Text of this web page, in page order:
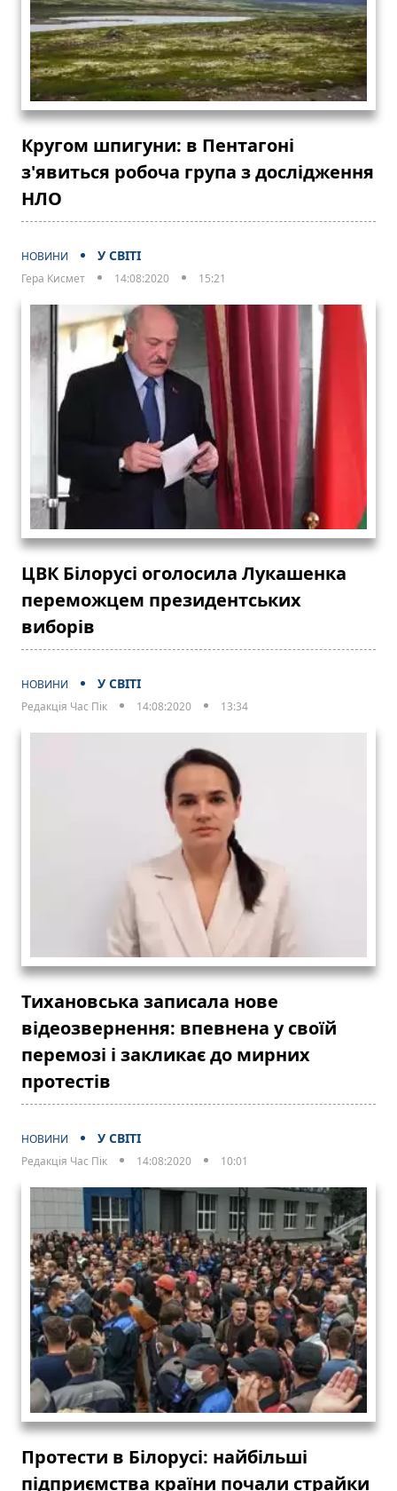
Кругом шпигуни: в Пентагоні
з'явиться робоча група з дослідження
НЛО
НОВИНИ У СВІТІ
Гера Кисмет 14:08:2020 15:21
ЦВК Білорусі оголосила Лукашенка
переможцем президентських
виборів
НОВИНИ У СВІТІ
Редакція Час Пік 14:08:2020 13:34
Тихановська записала нове
відеозвернення: впевнена у своїй
перемозі і закликає до мирних
протестів
НОВИНИ У СВІТІ
Редакція Час Пік 14:08:2020 10:01
Протести в Білорусі: найбільші
підприємства країни почали страйки